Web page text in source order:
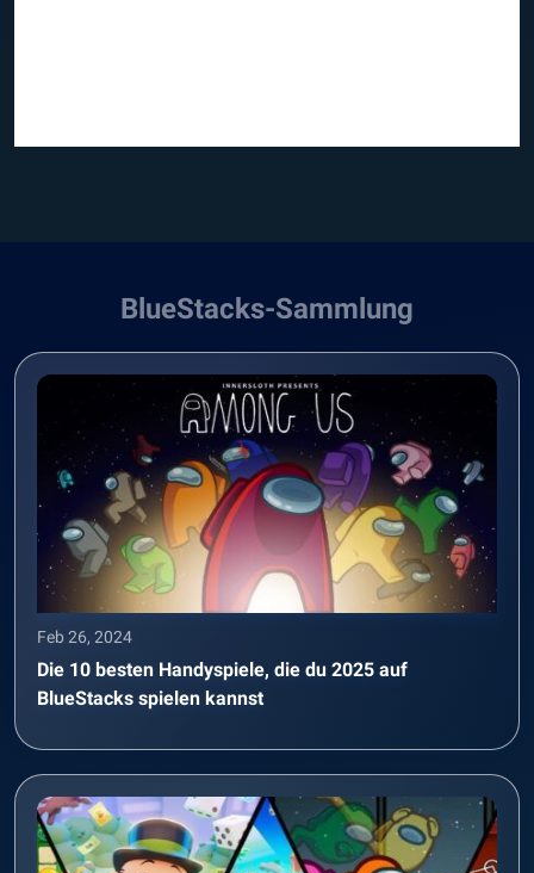
BlueStacks-Sammlung
Feb 26, 2024
Die 10 besten Handyspiele, die du 2025 auf
BlueStacks spielen kannst